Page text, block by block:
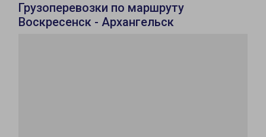
Грузоперевозки по маршруту
Воскресенск - Архангельск